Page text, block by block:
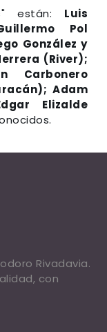
están: Luis
Pol
González y
(River);
Carbonero
Adam
Elizalde
Rivadavia.
con